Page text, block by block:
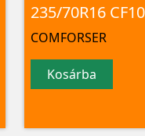
COMFORSER
Kosárba